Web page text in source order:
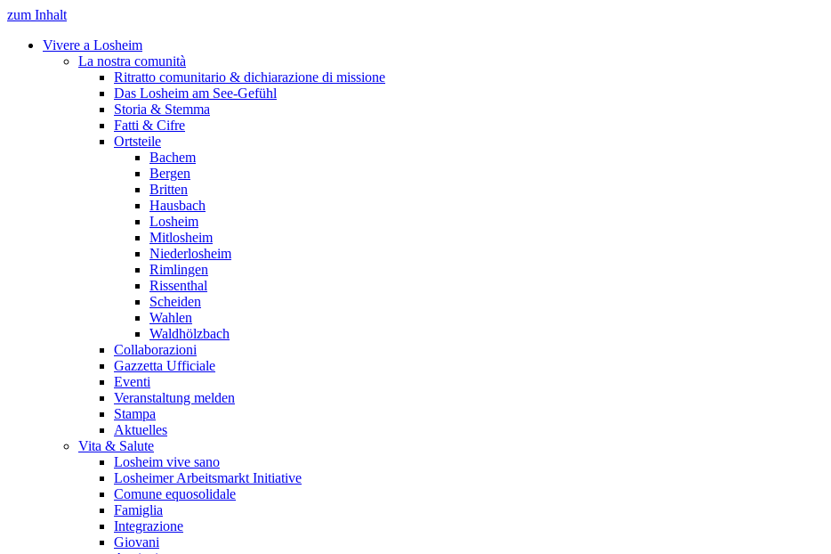
zum Inhalt
Vivere a Losheim
La nostra comunità
Ritratto comunitario & dichiarazione di missione
Das Losheim am See-Gefühl
Storia & Stemma
Fatti & Cifre
Ortsteile
Bachem
Bergen
Britten
Hausbach
Losheim
Mitlosheim
Niederlosheim
Rimlingen
Rissenthal
Scheiden
Wahlen
Waldhölzbach
Collaborazioni
Gazzetta Ufficiale
Eventi
Veranstaltung melden
Stampa
Aktuelles
Vita & Salute
Losheim vive sano
Losheimer Arbeitsmarkt Initiative
Comune equosolidale
Famiglia
Integrazione
Giovani